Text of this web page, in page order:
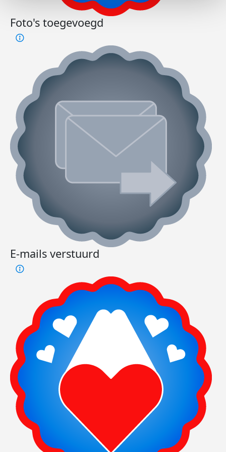
Foto's toegevoegd
E-mails verstuurd